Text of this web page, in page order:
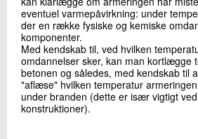
eventuel varmepåvirkning: under
der en række fysiske og kemiske
komponenter.
Med kendskab til, ved hvilken
omdannelser sker, kan man kortlægge
betonen og således, med kendskab til
"aflæse" hvilken temperatur
under branden (dette er især vigtigt
konstruktioner).